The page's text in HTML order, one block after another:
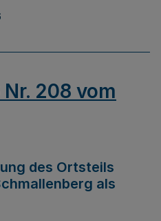
208 vom
des Ortsteils
als